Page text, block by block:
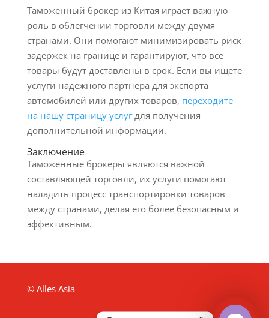
Таможенный брокер из Китая играет важную
роль в облегчении торговли между двумя
странами. Они помогают минимизировать риск
задержек на границе и гарантируют, что все
товары будут доставлены в срок. Если вы ищете
услуги надежного партнера для экспорта
автомобилей или других товаров, переходите
на нашу страницу услугдля получения
дополнительной информации.
Заключение
Таможенные брокеры являются важной
составляющей торговли, их услуги помогают
наладить процесс транспортировки товаров
между странами, делая его более безопасным и
эффективным.
© Alles Asia